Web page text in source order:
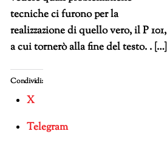
tecniche ci furono per la
realizzazione di quello vero, il P 101,
a cui tornerò alla fine del testo. . […]
Condividi:
X
Telegram